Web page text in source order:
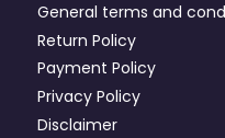
General terms and
Return Policy
Payment Policy
Privacy Policy
Disclaimer